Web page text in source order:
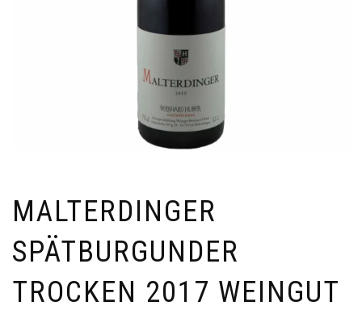
MALTERDINGER
SPÄTBURGUNDER
TROCKEN 2017 WEINGUT